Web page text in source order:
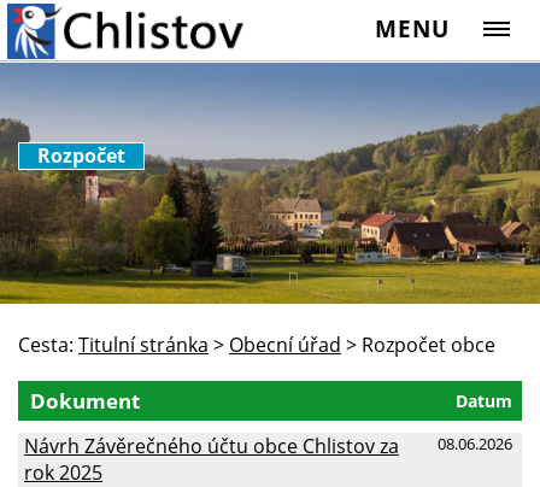
MENU
Rozpočet
Cesta: Titulní stránka > Obecní úřad > Rozpočet obce
Datum
Dokument
08.06.2026
Návrh Závěrečného účtu obce Chlistov za
rok 2025